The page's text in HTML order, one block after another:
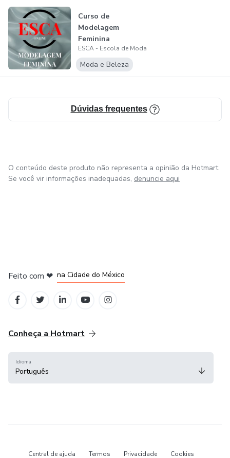
de trabalho.
Curso de
Modelagem
Feminina
ESCA - Escola de Moda
Moda e Beleza
Dúvidas frequentes
O conteúdo deste produto não representa a opinião da Hotmart.
Se você vir informações inadequadas, denuncie aqui
Feito com ❤ na Cidade do México
Conheça a Hotmart
Idioma
Português
Central de ajuda Termos Privacidade Cookies